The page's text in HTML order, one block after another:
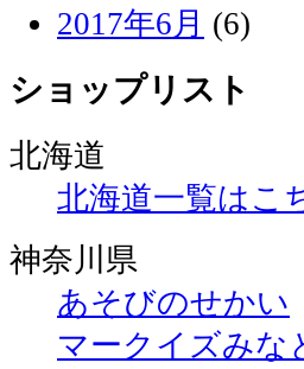
2017年6月 (6)
ショップリスト
北海道
北海道一覧はこ
神奈川県
あそびのせかい
マークイズみな